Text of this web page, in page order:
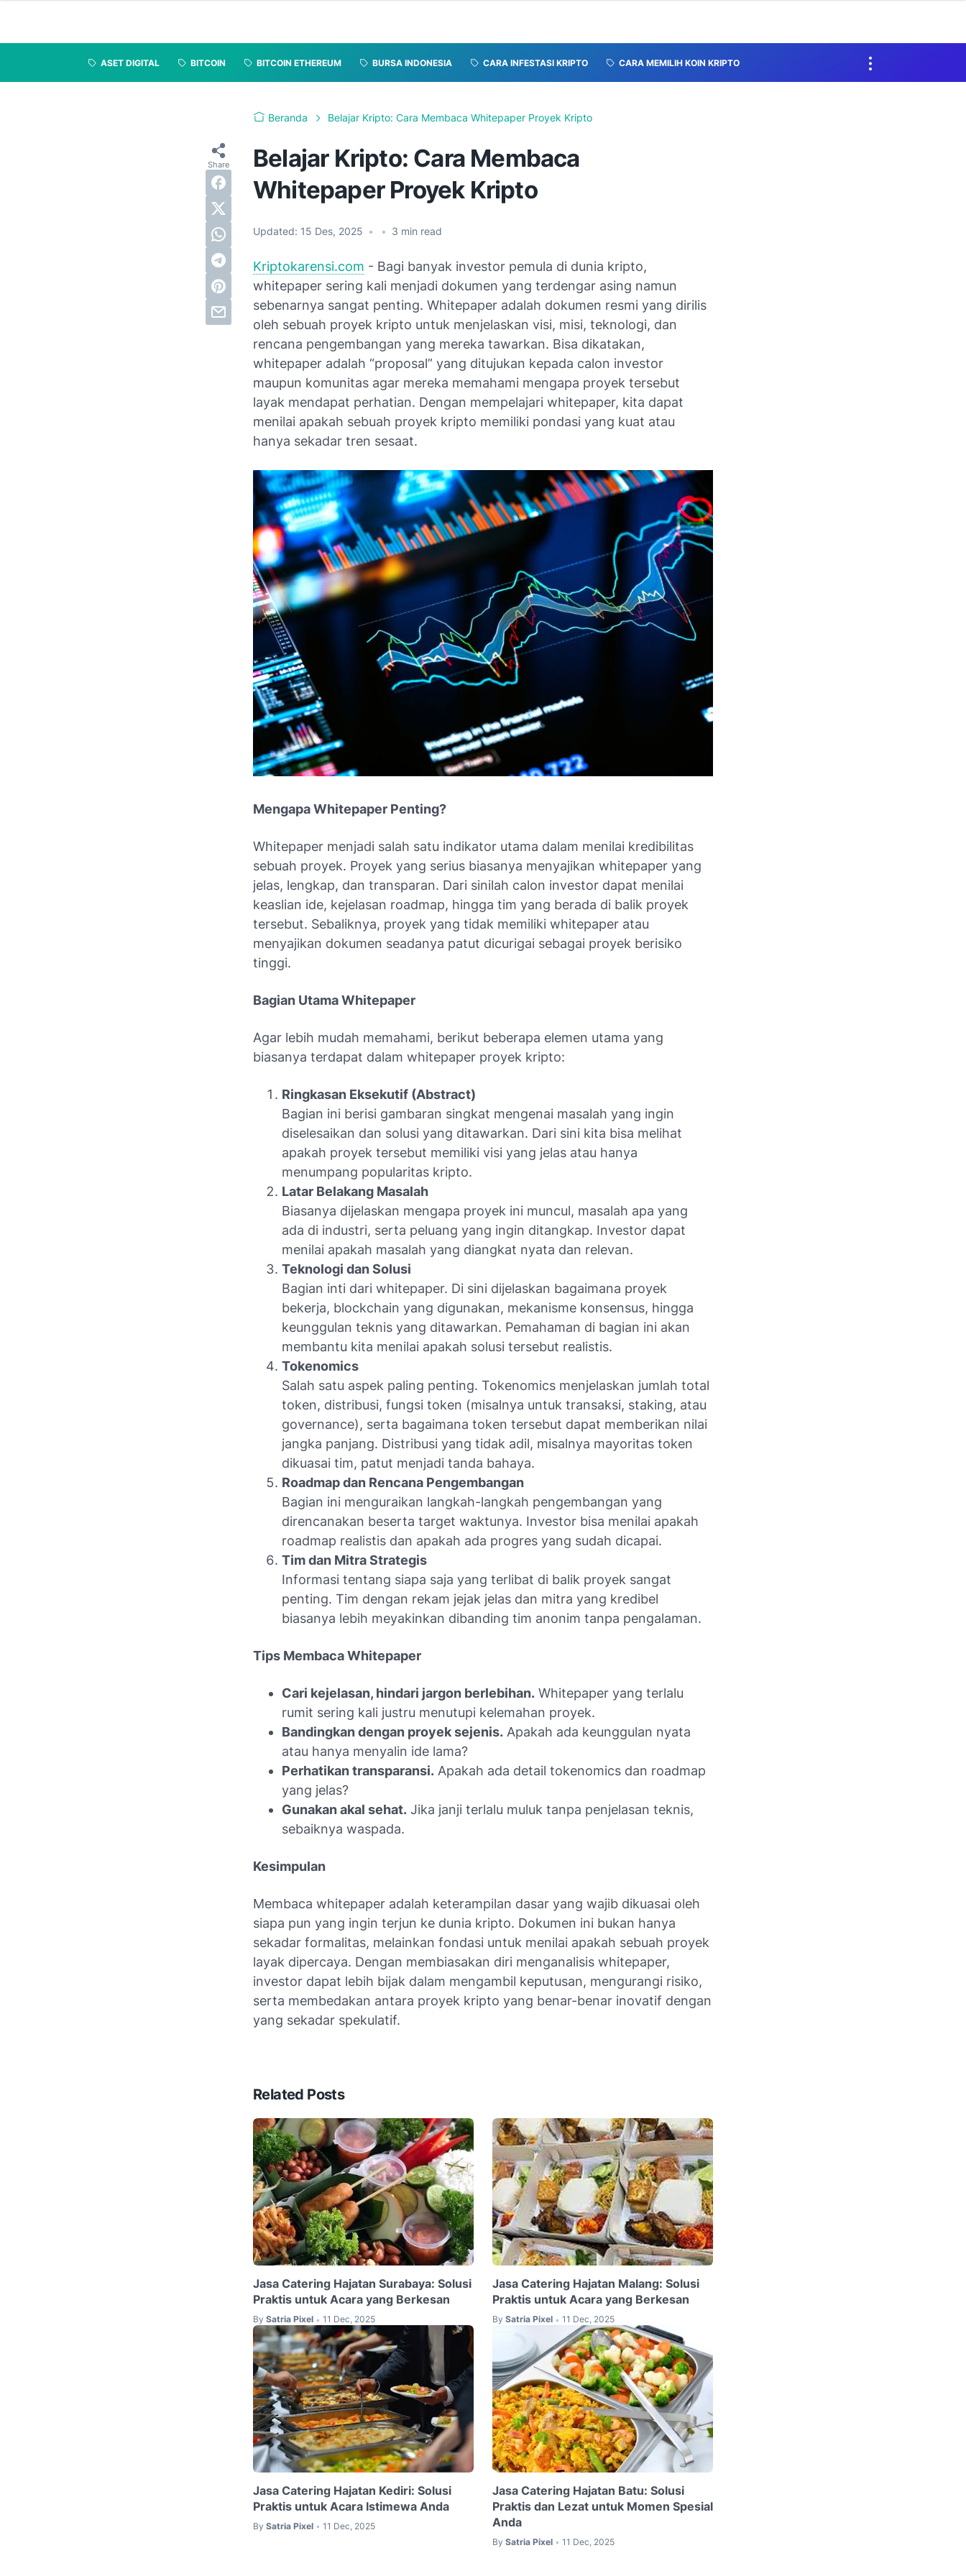
ASET DIGITAL BITCOIN BITCOIN ETHEREUM BURSA INDONESIA CARA INFESTASI KRIPTO CARA MEMILIH KOIN KRIPTO
Beranda Belajar Kripto: Cara Membaca Whitepaper Proyek Kripto
Belajar Kripto: Cara Membaca
Whitepaper Proyek Kripto
Updated: 15 Des, 2025 • • 3 min read
Kriptokarensi.com - Bagi banyak investor pemula di dunia kripto,
whitepaper sering kali menjadi dokumen yang terdengar asing namun
sebenarnya sangat penting. Whitepaper adalah dokumen resmi yang dirilis
oleh sebuah proyek kripto untuk menjelaskan visi, misi, teknologi, dan
rencana pengembangan yang mereka tawarkan. Bisa dikatakan,
whitepaper adalah “proposal” yang ditujukan kepada calon investor
maupun komunitas agar mereka memahami mengapa proyek tersebut
layak mendapat perhatian. Dengan mempelajari whitepaper, kita dapat
menilai apakah sebuah proyek kripto memiliki pondasi yang kuat atau
hanya sekadar tren sesaat.
Mengapa Whitepaper Penting?
Whitepaper menjadi salah satu indikator utama dalam menilai kredibilitas
sebuah proyek. Proyek yang serius biasanya menyajikan whitepaper yang
jelas, lengkap, dan transparan. Dari sinilah calon investor dapat menilai
keaslian ide, kejelasan roadmap, hingga tim yang berada di balik proyek
tersebut. Sebaliknya, proyek yang tidak memiliki whitepaper atau
menyajikan dokumen seadanya patut dicurigai sebagai proyek berisiko
tinggi.
Bagian Utama Whitepaper
Agar lebih mudah memahami, berikut beberapa elemen utama yang
biasanya terdapat dalam whitepaper proyek kripto:
Ringkasan Eksekutif (Abstract)
Bagian ini berisi gambaran singkat mengenai masalah yang ingin
diselesaikan dan solusi yang ditawarkan. Dari sini kita bisa melihat
apakah proyek tersebut memiliki visi yang jelas atau hanya
menumpang popularitas kripto.
Latar Belakang Masalah
Biasanya dijelaskan mengapa proyek ini muncul, masalah apa yang
ada di industri, serta peluang yang ingin ditangkap. Investor dapat
menilai apakah masalah yang diangkat nyata dan relevan.
Teknologi dan Solusi
Bagian inti dari whitepaper. Di sini dijelaskan bagaimana proyek
bekerja, blockchain yang digunakan, mekanisme konsensus, hingga
keunggulan teknis yang ditawarkan. Pemahaman di bagian ini akan
membantu kita menilai apakah solusi tersebut realistis.
Tokenomics
Salah satu aspek paling penting. Tokenomics menjelaskan jumlah total
token, distribusi, fungsi token (misalnya untuk transaksi, staking, atau
governance), serta bagaimana token tersebut dapat memberikan nilai
jangka panjang. Distribusi yang tidak adil, misalnya mayoritas token
dikuasai tim, patut menjadi tanda bahaya.
Roadmap dan Rencana Pengembangan
Bagian ini menguraikan langkah-langkah pengembangan yang
direncanakan beserta target waktunya. Investor bisa menilai apakah
roadmap realistis dan apakah ada progres yang sudah dicapai.
Tim dan Mitra Strategis
Informasi tentang siapa saja yang terlibat di balik proyek sangat
penting. Tim dengan rekam jejak jelas dan mitra yang kredibel
biasanya lebih meyakinkan dibanding tim anonim tanpa pengalaman.
Tips Membaca Whitepaper
Cari kejelasan, hindari jargon berlebihan. Whitepaper yang terlalu
rumit sering kali justru menutupi kelemahan proyek.
Bandingkan dengan proyek sejenis. Apakah ada keunggulan nyata
atau hanya menyalin ide lama?
Perhatikan transparansi. Apakah ada detail tokenomics dan roadmap
yang jelas?
Gunakan akal sehat. Jika janji terlalu muluk tanpa penjelasan teknis,
sebaiknya waspada.
Kesimpulan
Membaca whitepaper adalah keterampilan dasar yang wajib dikuasai oleh
siapa pun yang ingin terjun ke dunia kripto. Dokumen ini bukan hanya
sekadar formalitas, melainkan fondasi untuk menilai apakah sebuah proyek
layak dipercaya. Dengan membiasakan diri menganalisis whitepaper,
investor dapat lebih bijak dalam mengambil keputusan, mengurangi risiko,
serta membedakan antara proyek kripto yang benar-benar inovatif dengan
yang sekadar spekulatif.
Related Posts
Jasa Catering Hajatan Surabaya: Solusi
Praktis untuk Acara yang Berkesan
By Satria Pixel • 11 Dec, 2025
Jasa Catering Hajatan Malang: Solusi
Praktis untuk Acara yang Berkesan
By Satria Pixel • 11 Dec, 2025
Jasa Catering Hajatan Kediri: Solusi
Praktis untuk Acara Istimewa Anda
By Satria Pixel • 11 Dec, 2025
Jasa Catering Hajatan Batu: Solusi
Praktis dan Lezat untuk Momen Spesial
Anda
By Satria Pixel • 11 Dec, 2025